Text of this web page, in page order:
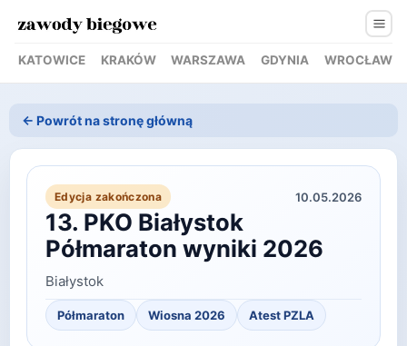
KATOWICE KRAKÓW WARSZAWA GDYNIA WROCŁAW
← Powrót na stronę główną
Edycja zakończona 10.05.2026
13. PKO Białystok
Półmaraton wyniki 2026
Białystok
Półmaraton Wiosna 2026 Atest PZLA